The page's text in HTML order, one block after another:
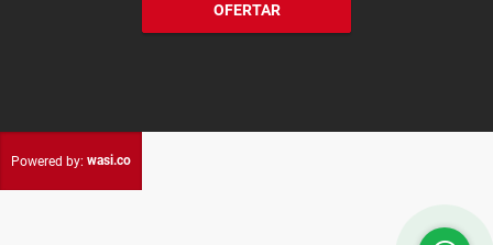
OFERTAR
Powered by: wasi.co